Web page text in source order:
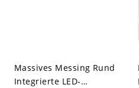
Massives Messing Rund
Integrierte LED-